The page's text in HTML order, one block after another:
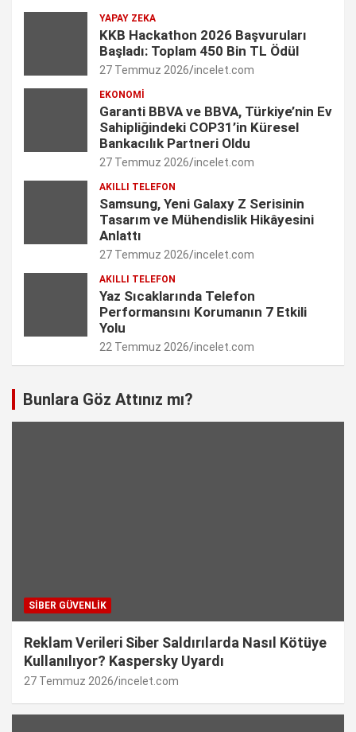
n
r
C
a
n
n
e
l
YAPAY ZEKA
KKB Hackathon 2026 Başvuruları
Başladı: Toplam 450 Bin TL Ödül
27 Temmuz 2026 incelet.com
EKONOMI
Garanti BBVA ve BBVA, Türkiye’nin Ev
Sahipliğindeki COP31’in Küresel
Bankacılık Partneri Oldu
27 Temmuz 2026 incelet.com
AKILLI TELEFON
Samsung, Yeni Galaxy Z Serisinin
Tasarım ve Mühendislik Hikâyesini
Anlattı
27 Temmuz 2026 incelet.com
AKILLI TELEFON
Yaz Sıcaklarında Telefon
Performansını Korumanın 7 Etkili
Yolu
22 Temmuz 2026 incelet.com
Bunlara Göz Attınız mı?
SIBER GÜVENLIK
Reklam Verileri Siber Saldırılarda Nasıl Kötüye
Kullanılıyor? Kaspersky Uyardı
27 Temmuz 2026 incelet.com